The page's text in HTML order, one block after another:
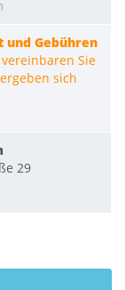
Gebühren
Sie
sich
29